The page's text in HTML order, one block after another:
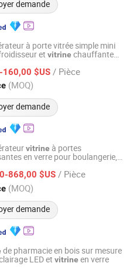
demande
à porte vitrée simple mini
et vitrine chauffante
$US / Pièce
(MOQ)
demande
Ltd.
2025
vitrine à portes
en verre pour boulangerie,
LED
868,00 $US / Pièce
(MOQ)
demande
Cold Chain
Depuis 2018
de pharmacie en bois sur mesure
LED et vitrine en verre
Co., Ltd.